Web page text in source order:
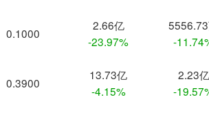
0.1000
2.66亿
-23.97%
-
0.3900
13.73亿
-4.15%
2.23亿
-